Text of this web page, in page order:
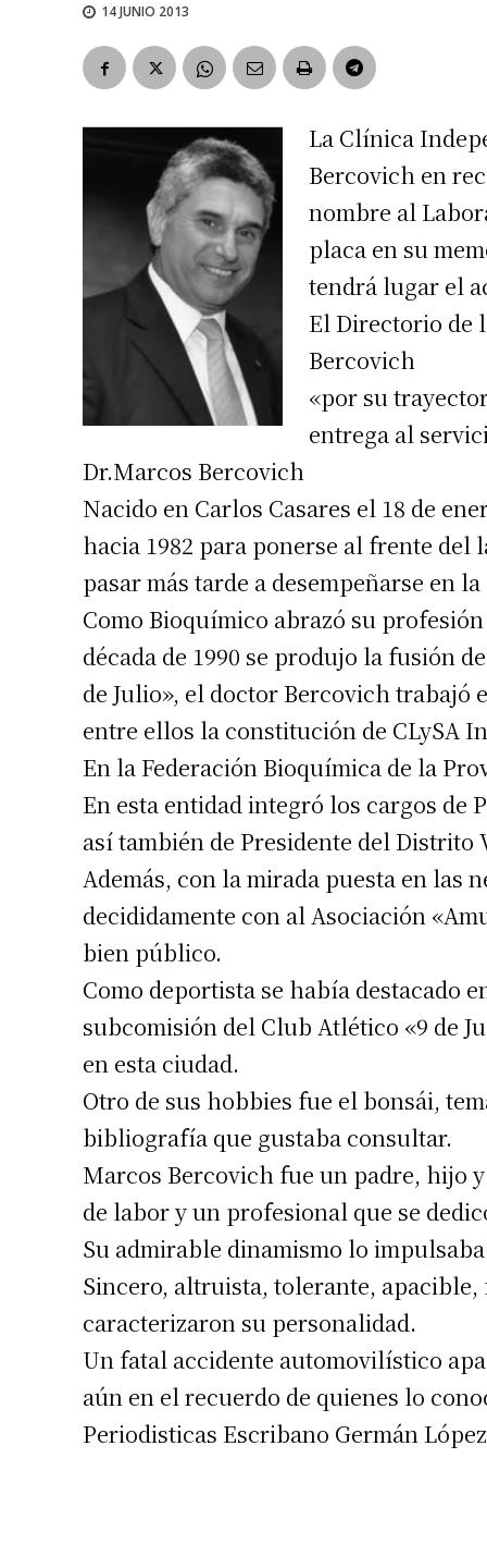
Dirección
Nombre
14 JUNIO 2013
La Clínica
Bercovich en
nombre al
placa en su
tendrá lugar el
El Directorio de
Bercovich
«por su
entrega al
Dr.Marcos Bercovich
Nacido en Carlos Casares el 18 de
hacia 1982 para ponerse al frente del
pasar más tarde a desempeñarse en
Como Bioquímico abrazó su
década de 1990 se produjo la fusión
de Julio», el doctor Bercovich trabajó
entre ellos la constitución de CLySA
En la Federación Bioquímica de la
En esta entidad integró los cargos de
así también de Presidente del Distrito
Además, con la mirada puesta en las
decididamente con al Asociación
bien público.
Como deportista se había destacado
subcomisión del Club Atlético «9 de
en esta ciudad.
Otro de sus hobbies fue el bonsái,
bibliografía que gustaba consultar.
Marcos Bercovich fue un padre, hijo
de labor y un profesional que se
Su admirable dinamismo lo
Sincero, altruista, tolerante,
caracterizaron su personalidad.
Un fatal accidente automovilístico
aún en el recuerdo de quienes lo
Periodisticas Escribano Germán